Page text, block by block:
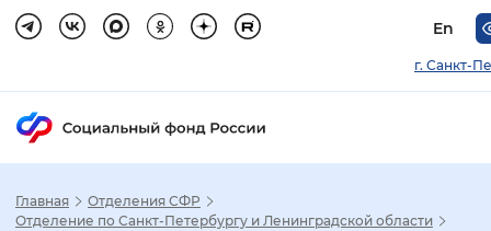
En
г. Санкт-
Главная
Отделения СФР
Отделение по Санкт-Петербургу и Ленинградской области